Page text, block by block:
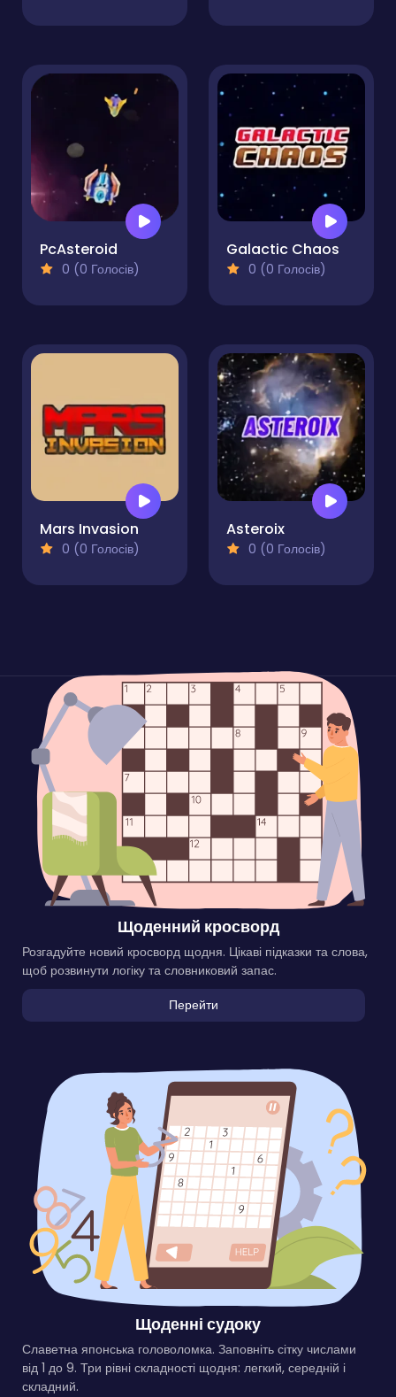
PcAsteroid
0 (0 Голосів)
Galactic Chaos
0 (0 Голосів)
Mars Invasion
0 (0 Голосів)
Asteroix
0 (0 Голосів)
Щоденний кросворд
Розгадуйте новий кросворд щодня. Цікаві підказки та слова,
щоб розвинути логіку та словниковий запас.
Перейти
Щоденні судоку
Славетна японська головоломка. Заповніть сітку числами
від 1 до 9. Три рівні складності щодня: легкий, середній і
складний.